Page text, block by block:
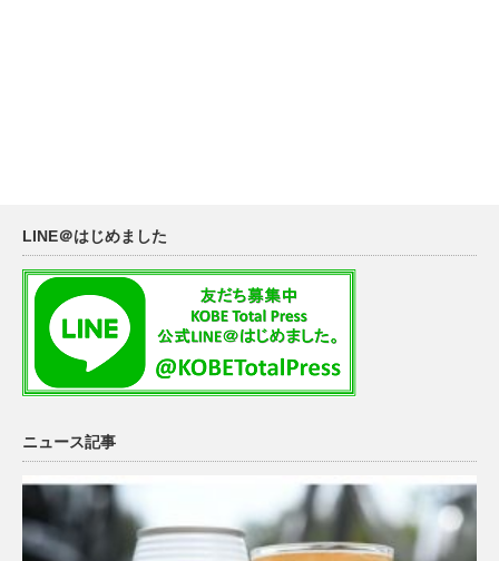
LINE＠はじめました
ニュース記事